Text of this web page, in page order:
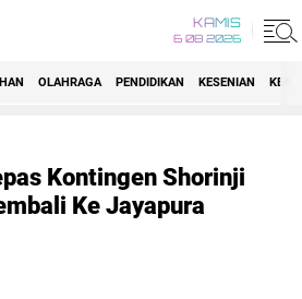
KAMIS
6 08 2026
OLAHRAGA PENDIDIKAN KESENIAN
Kontingen Shorinji
Ke Jayapura